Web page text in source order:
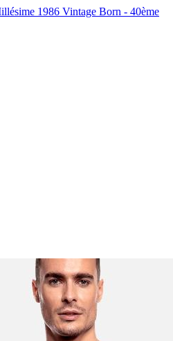
1986 Vintage Born - 40ème